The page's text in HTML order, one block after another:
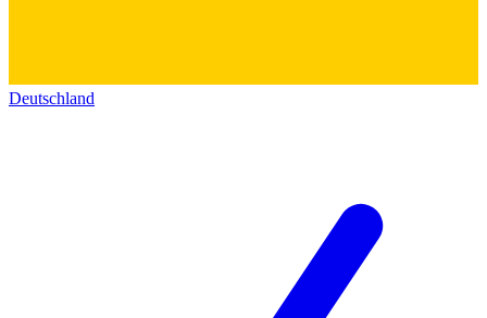
Deutschland